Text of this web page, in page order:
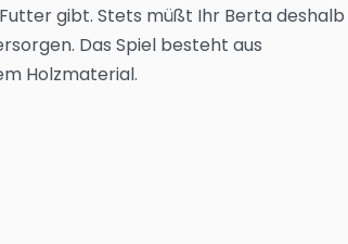
gibt. Stets müßt Ihr Berta deshalb
Das Spiel besteht aus
Holzmaterial.